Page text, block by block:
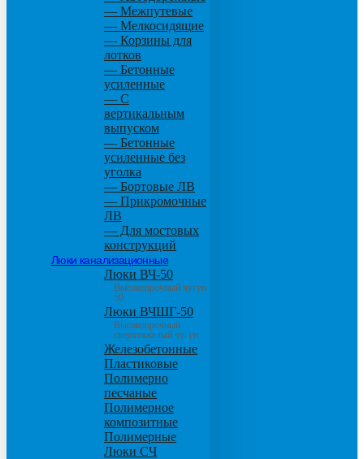
— Межпутевые
— Мелкосидящие
— Корзины для
лотков
— Бетонные
усиленные
— С
вертикальным
выпуском
— Бетонные
усиленные без
уголка
— Бортовые ЛВ
— Прикромочные
ЛВ
— Для мостовых
конструкций
Люки канализационные
Люки ВЧ-50
Высокопрочный чугун
50
Люки ВЧШГ-50
Высокопрочный
сверхтяжелый чугун
Железобетонные
Пластиковые
Полимерно
песчаные
Полимерное
композитные
Полимерные
Люки СЧ